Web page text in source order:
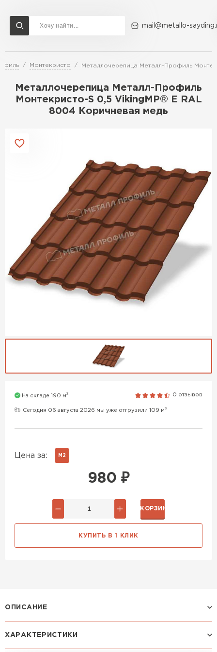
mail@metallo-
Монтекристо Металлочерепица Металл-Профиль
Металлочерепица Металл-Профиль
Монтекристо-S 0,5 VikingMP® E RAL
8004 Коричневая медь
На складе 190 м3 0 отзывов
Сегодня 06 августа 2026 мы уже отгрузили 109 м3
Цена за: М2
980 ₽
В КОРЗИНУ
КУПИТЬ В 1 КЛИК
ОПИСАНИЕ
Профиль МОНТЕКРИСТО:
ХАРАКТЕРИСТИКИ
Доставка и оплата Акции О компании Контакты
Перейти в каталог